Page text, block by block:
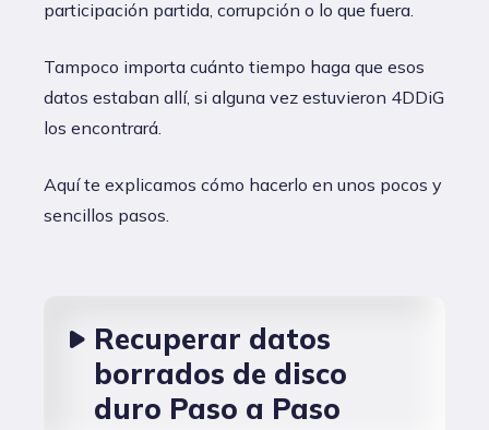
participación partida, corrupción o lo que fuera.
Tampoco importa cuánto tiempo haga que esos
datos estaban allí, si alguna vez estuvieron 4DDiG
los encontrará.
Aquí te explicamos cómo hacerlo en unos pocos y
sencillos pasos.
Recuperar datos
borrados de disco
duro Paso a Paso